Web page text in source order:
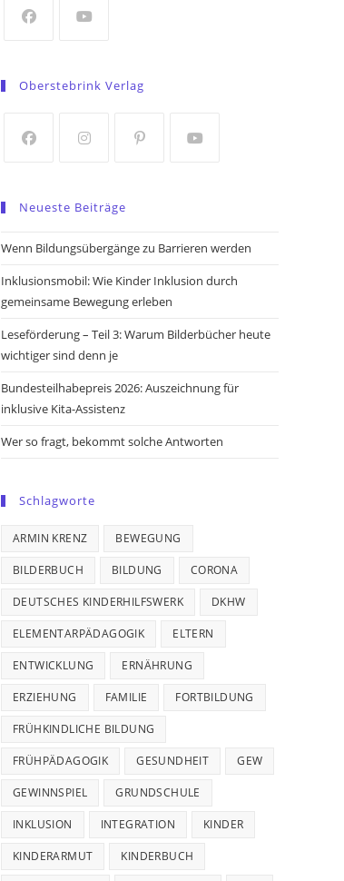
tab
a
tab
Oberstebrink Verlag
a
new
a
new
new
Neueste Beiträge
Wenn Bildungsübergänge zu Barrieren werden
Inklusionsmobil: Wie Kinder Inklusion durch
gemeinsame Bewegung erleben
Leseförderung – Teil 3: Warum Bilderbücher heute
wichtiger sind denn je
Bundesteilhabepreis 2026: Auszeichnung für
inklusive Kita-Assistenz
Wer so fragt, bekommt solche Antworten
Schlagworte
ARMIN KRENZ BEWEGUNG
BILDERBUCH BILDUNG CORONA
DEUTSCHES KINDERHILFSWERK DKHW
ELEMENTARPÄDAGOGIK ELTERN
ENTWICKLUNG ERNÄHRUNG
ERZIEHUNG FAMILIE FORTBILDUNG
FRÜHKINDLICHE BILDUNG
FRÜHPÄDAGOGIK GESUNDHEIT GEW
GEWINNSPIEL GRUNDSCHULE
INKLUSION INTEGRATION KINDER
KINDERARMUT KINDERBUCH